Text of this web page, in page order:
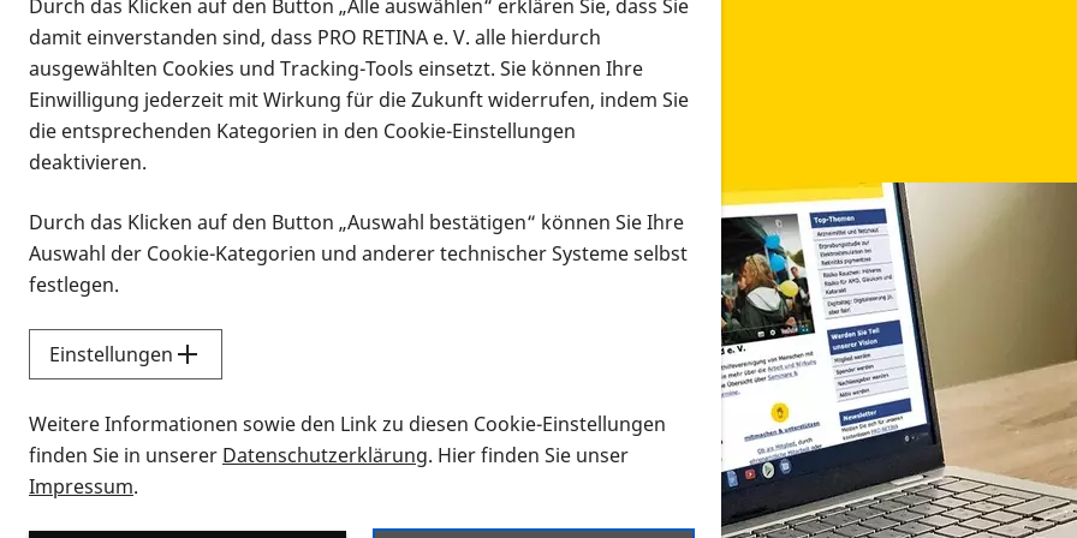
Infomaterial
Infomaterial
Vorlesen
Alle Infomaterialien in verschiedenen Formaten an
Sie möchten wissen, wie Sie nach Infonmaterial suchen und dieses bestellen bzw. herunterladen
Durch das Klicken auf den Button „Alle auswählen“ erklären Sie, dass Sie
damit einverstanden sind, dass PRO RETINA e. V. alle hierdurch
ausgewählten Cookies und Tracking-Tools einsetzt. Sie können Ihre
Einwilligung jederzeit mit Wirkung für die Zukunft widerrufen, indem Sie
die entsprechenden Kategorien in den Cookie-Einstellungen
deaktivieren.
Durch das Klicken auf den Button „Auswahl bestätigen“ können Sie Ihre
Auswahl der Cookie-Kategorien und anderer technischer Systeme selbst
festlegen.
Einstellungen
Weitere Informationen sowie den Link zu diesen Cookie-Einstellungen
finden Sie in unserer Datenschutzerklärung. Hier finden Sie unser
Impressum.